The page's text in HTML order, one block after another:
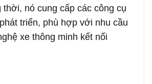
nó cung cấp các công cụ
triển, phù hợp với nhu cầu
xe thông minh kết nối